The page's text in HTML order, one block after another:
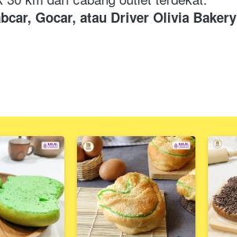
Gocar, atau Driver Olivia Bakery